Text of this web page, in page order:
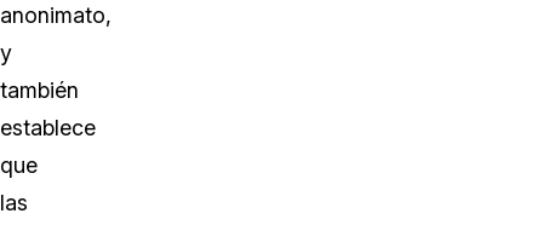
anonimato,
y
también
establece
que
las